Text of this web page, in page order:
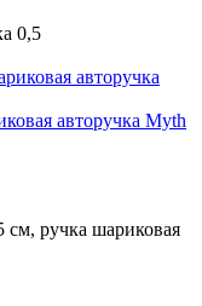
0,5
авторучка Myth
см, ручка шариковая